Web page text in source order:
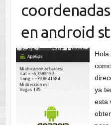
en android
ya
esta